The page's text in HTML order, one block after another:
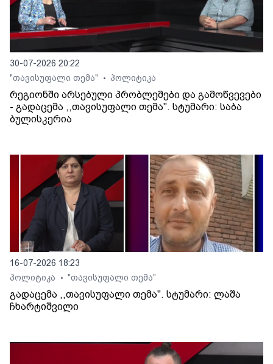
30-07-2026 20:22
"თავისუფალი თემა"
• პოლიტიკა
რეგიონში არსებული პრობლემები და გამოწვევები
- გადაცემა ,,თავისუფალი თემა". სტუმარი: საბა
ბულისკერია
16-07-2026 18:23
პოლიტიკა
• "თავისუფალი თემა"
გადაცემა ,,თავისუფალი თემა". სტუმარი: ლაშა
ჩხარტიშვილი